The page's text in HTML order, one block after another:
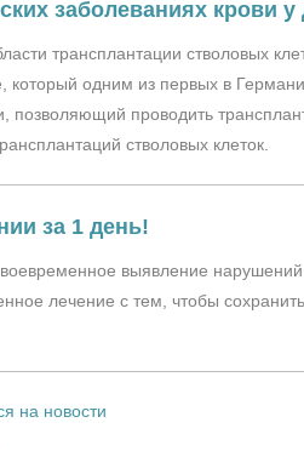
заболеваниях крови у
трансплантации стволовых
который одним из первых в
позволяющий проводить
стволовых клеток.
за 1 день!
выявление
лечение с тем, чтобы
на новости
страница